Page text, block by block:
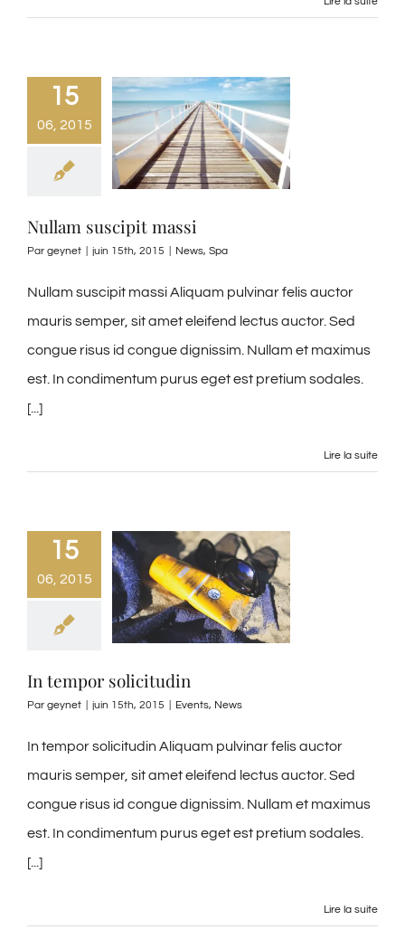
15
06, 2015
Nullam suscipit massi
Par geynet juin 15th, 2015 News, Spa
Nullam suscipit massi Aliquam pulvinar felis auctor
mauris semper, sit amet eleifend lectus auctor. Sed
congue risus id congue dignissim. Nullam et maximus
est. In condimentum purus eget est pretium sodales.
[...]
Lire la suite
15
06, 2015
In tempor solicitudin
Par geynet juin 15th, 2015 Events, News
In tempor solicitudin Aliquam pulvinar felis auctor
mauris semper, sit amet eleifend lectus auctor. Sed
congue risus id congue dignissim. Nullam et maximus
est. In condimentum purus eget est pretium sodales.
[...]
Lire la suite